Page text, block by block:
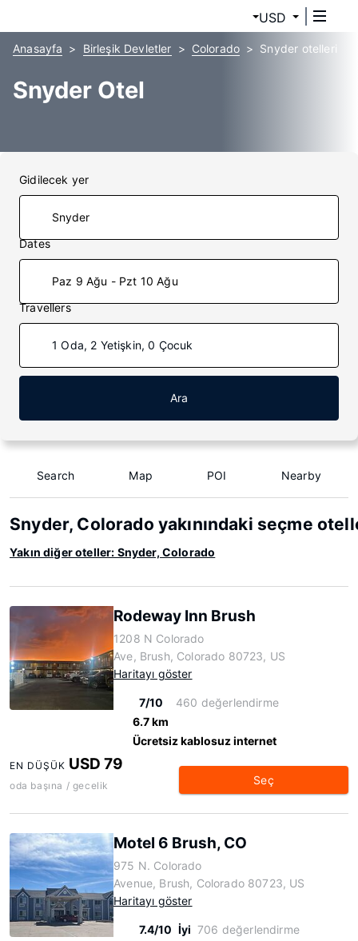
USD
Anasayfa Birleşik Devletler Colorado Snyder otelleri
Snyder Otel
Gidilecek yer
Dates
Paz 9 Ağu - Pzt 10 Ağu
Travellers
1 Oda, 2 Yetişkin, 0 Çocuk
Ara
Search Map POI Nearby
Snyder, Colorado yakınındaki seçme
Yakın diğer oteller: Snyder, Colorado
Rodeway Inn Brush
1208 N Colorado
Ave, Brush, Colorado 80723, US
Haritayı göster
7/10
460 değerlendirme
6.7 km
Ücretsiz kablosuz internet
EN DÜŞÜK USD 79
oda başına / gecelik Seç
Motel 6 Brush, CO
975 N. Colorado
Avenue, Brush, Colorado 80723, US
Haritayı göster
7.4/10 İyi 706 değerlendirme